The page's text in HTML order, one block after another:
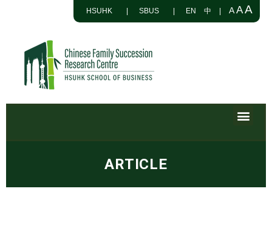
HSUHK SBUS EN 中 AAA
ARTICLE